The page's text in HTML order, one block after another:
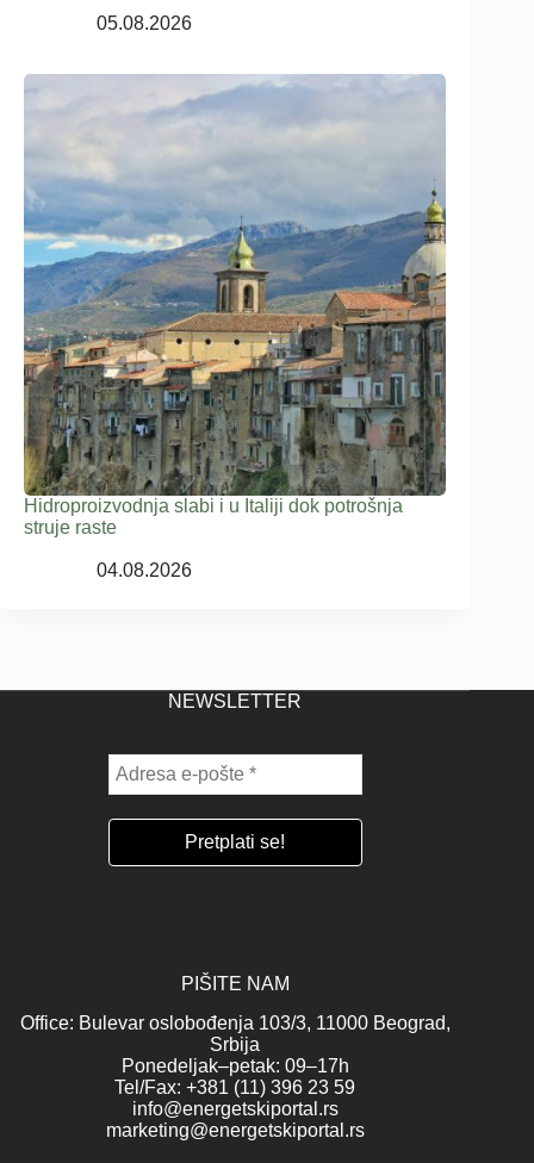
05.08.2026
Hidroproizvodnja slabi i u Italiji dok potrošnja
struje raste
04.08.2026
NEWSLETTER
PIŠITE NAM
Office: Bulevar oslobođenja 103/3, 11000 Beograd,
Srbija
Ponedeljak–petak: 09–17h
Tel/Fax: +381 (11) 396 23 59
info@energetskiportal.rs
marketing@energetskiportal.rs